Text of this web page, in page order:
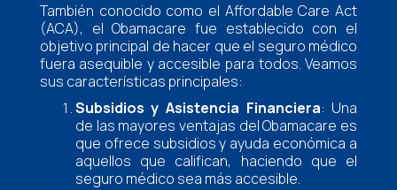
También conocido como el Affordable Care Act
(ACA), el Obamacare fue establecido con el
objetivo principal de hacer que el seguro médico
fuera asequible y accesible para todos. Veamos
sus características principales:
Subsidios y Asistencia Financiera: Una
de las mayores ventajas del Obamacare es
que ofrece subsidios y ayuda económica a
aquellos que califican, haciendo que el
seguro médico sea más accesible.